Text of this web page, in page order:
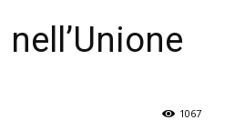
1067